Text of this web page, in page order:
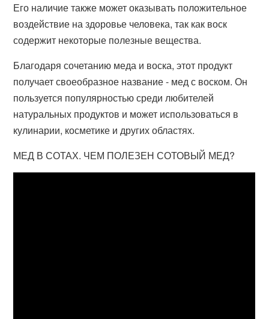
Его наличие также может оказывать положительное
воздействие на здоровье человека, так как воск
содержит некоторые полезные вещества.
Благодаря сочетанию меда и воска, этот продукт
получает своеобразное название - мед с воском. Он
пользуется популярностью среди любителей
натуральных продуктов и может использоваться в
кулинарии, косметике и других областях.
МЕД В СОТАХ. ЧЕМ ПОЛЕЗЕН СОТОВЫЙ МЕД?